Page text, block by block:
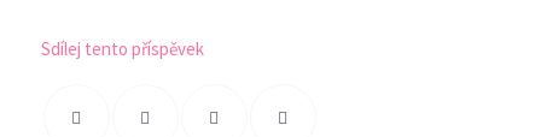
Sdílej tento příspěvek